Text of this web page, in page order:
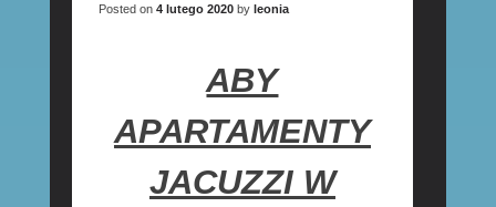
Posted on 4 lutego 2020by leonia
ABY
APARTAMENTY
JACUZZI W